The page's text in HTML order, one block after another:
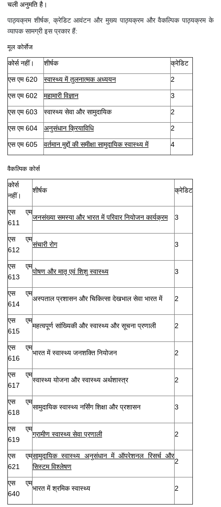
चली अनुमति है।
पाठ्यक्रम शीर्षक, क्रेडिट आवंटन और मुख्य पाठ्यक्रम और वैकल्पिक पाठ्यक्रम के
व्यापक सामग्री इस प्रकार हैं:
मूल कोर्सेज
कोर्स नहीं। शीर्षक क्रेडिट
एस एम 620 स्वास्थ्य में तुलनात्मक अध्ययन 2
एस एम 602 महामारी विज्ञान 3
एस एम 603 स्वास्थ्य सेवा और सामुदायिक 2
एस एम 604 अनुसंधान क्रियाविधि 2
एस एम 605 वर्तमान मुद्दों की समीक्षा सामुदायिक स्वास्थ्य में 4
वैकल्पिक कोर्स
कोर्स
नहीं।
शीर्षक क्रेडिट
एस एम
611
जनसंख्या समस्या और भारत में परिवार नियोजन कार्यक्रम 3
एस एम
612
संचारी रोग 3
एस एम
613
पोषण और मातृ एवं शिशु स्वास्थ्य 3
एस एम
614
अस्पताल प्रशासन और चिकित्सा देखभाल सेवा भारत में 2
एस एम
615
महत्वपूर्ण सांख्यिकी और स्वास्थ्य और सूचना प्रणाली 2
एस एम
616
भारत में स्वास्थ्य जनशक्ति नियोजन 2
एस एम
617
स्वास्थ्य योजना और स्वास्थ्य अर्थशास्त्र 2
एस एम
618
सामुदायिक स्वास्थ्य नर्सिंग शिक्षा और प्रशासन 3
एस एम
619
ग्रामीण स्वास्थ्य सेवा प्रणाली 2
एस एम
621
सामुदायिक स्वास्थ्य अनुसंधान में ऑपरेशनल रिसर्च और
सिस्टम विश्लेषण
2
एस एम
640
भारत में श्रमिक स्वास्थ्य 2